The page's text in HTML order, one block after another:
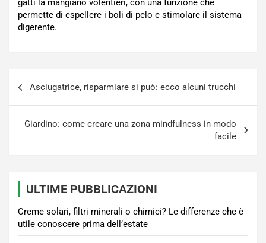
gatti la mangiano volentieri, con una funzione che
permette di espellere i boli di pelo e stimolare il sistema
digerente.
articoli
Asciugatrice, risparmiare si può: ecco alcuni trucchi
Giardino: come creare una zona mindfulness in modo
facile
ULTIME PUBBLICAZIONI
Creme solari, filtri minerali o chimici? Le differenze che è
utile conoscere prima dell’estate